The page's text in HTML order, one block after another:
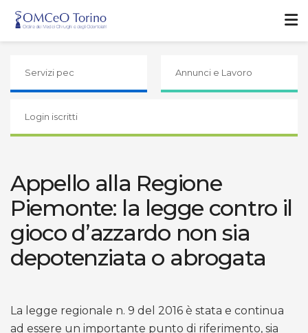
Servizi pec Annunci e Lavoro
Login iscritti
Appello alla Regione
Piemonte: la legge contro il
gioco d’azzardo non sia
depotenziata o abrogata
La legge regionale n. 9 del 2016 è stata e continua
ad essere un importante punto di riferimento, sia